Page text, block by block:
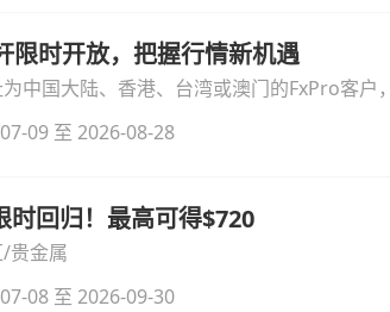
限时开放，把握行情新机遇
中国大陆、香港、台湾或澳门的FxPro客
福利，无需额外复杂操作。
09 至 2026-08-28
时回归！最高可得$720
贵金属
08 至 2026-09-30